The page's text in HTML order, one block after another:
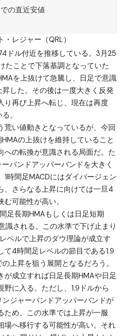
の直近安値
レジャー（QRL）
ドル付近を推移している。3月25
たことで下落基調となっていた
を上抜けて急騰し、日足で意識
昇した。その後は一度大きく反発
り再び上昇へ転じ、現在は再度
。
荒い値動きとなっているが、今回
の上抜けを維持していること
への転換が意識される局面だ。た
バンドアッパーバンドを大きく
時間足MACDにはダイバージェン
、さらなる上昇に向けては一旦4
可能性が高い。
足長期HMAもしくは日足短期
識される。この水準で下げ止まり
ベルで上昇のダウ理論が成立す
て4時間足レベルの節目である1.9
上昇を狙う展開となるだろう。
が成立すれば日足長期HMAや日足
に入る。ただし、1.9ドルから
ジャーバンドアッパーバンドが
ため、この水準では上昇が一服
場へ移行する可能性が高い。それ